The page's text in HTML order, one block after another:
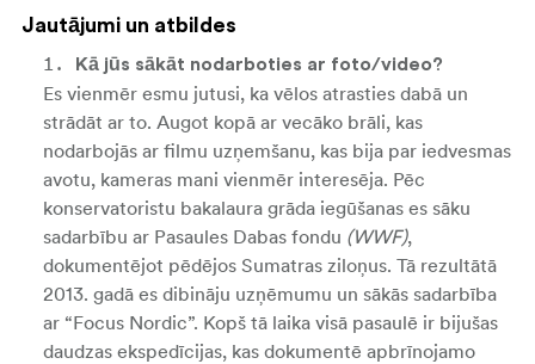
Jautājumi un atbildes
Kā jūs sākāt nodarboties ar foto/video?
Es vienmēr esmu jutusi, ka vēlos atrasties dabā un
strādāt ar to. Augot kopā ar vecāko brāli, kas
nodarbojās ar filmu uzņemšanu, kas bija par iedvesmas
avotu, kameras mani vienmēr interesēja. Pēc
konservatoristu bakalaura grāda iegūšanas es sāku
sadarbību ar Pasaules Dabas fondu (WWF),
dokumentējot pēdējos Sumatras ziloņus. Tā rezultātā
2013. gadā es dibināju uzņēmumu un sākās sadarbība
ar “Focus Nordic”. Kopš tā laika visā pasaulē ir bijušas
daudzas ekspedīcijas, kas dokumentē apbrīnojamo